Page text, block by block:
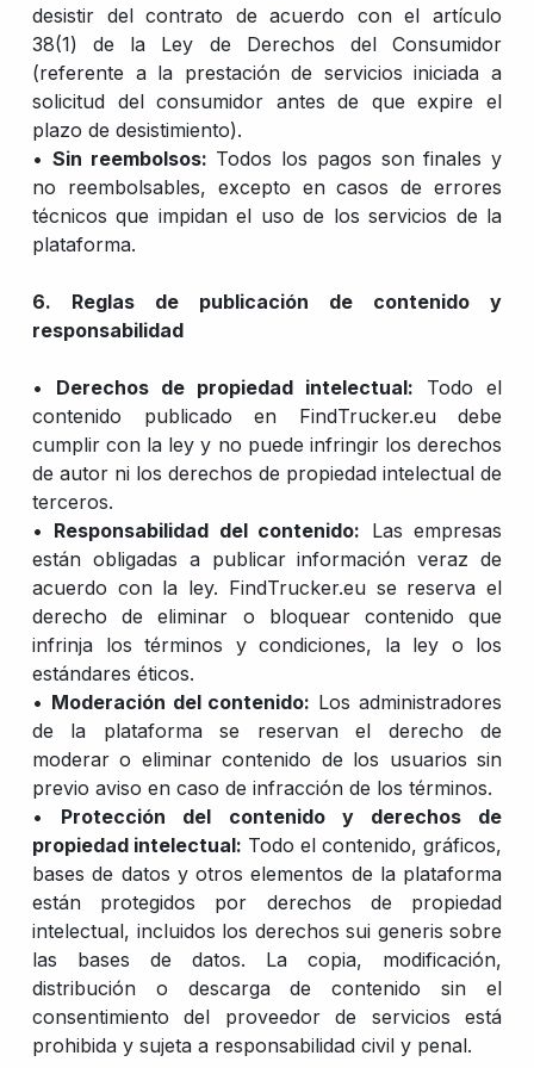
desistir del contrato de acuerdo con el artículo
38(1) de la Ley de Derechos del Consumidor
(referente a la prestación de servicios iniciada a
solicitud del consumidor antes de que expire el
plazo de desistimiento).
• Sin reembolsos: Todos los pagos son finales y
no reembolsables, excepto en casos de errores
técnicos que impidan el uso de los servicios de la
plataforma.
6. Reglas de publicación de contenido y
responsabilidad
• Derechos de propiedad intelectual: Todo el
contenido publicado en FindTrucker.eu debe
cumplir con la ley y no puede infringir los derechos
de autor ni los derechos de propiedad intelectual de
terceros.
• Responsabilidad del contenido: Las empresas
están obligadas a publicar información veraz de
acuerdo con la ley. FindTrucker.eu se reserva el
derecho de eliminar o bloquear contenido que
infrinja los términos y condiciones, la ley o los
estándares éticos.
• Moderación del contenido: Los administradores
de la plataforma se reservan el derecho de
moderar o eliminar contenido de los usuarios sin
previo aviso en caso de infracción de los términos.
• Protección del contenido y derechos de
propiedad intelectual: Todo el contenido, gráficos,
bases de datos y otros elementos de la plataforma
están protegidos por derechos de propiedad
intelectual, incluidos los derechos sui generis sobre
las bases de datos. La copia, modificación,
distribución o descarga de contenido sin el
consentimiento del proveedor de servicios está
prohibida y sujeta a responsabilidad civil y penal.